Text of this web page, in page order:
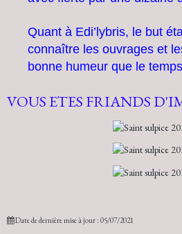
Quant à Edi’lybris, le but
connaître les ouvrages et
bonne humeur que le
VOUS ETES FRIANDS
Date de dernière mise à jour : 05/07/2021